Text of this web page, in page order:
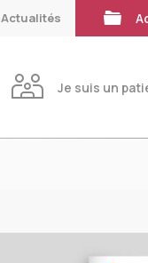
Actualités
Je suis un